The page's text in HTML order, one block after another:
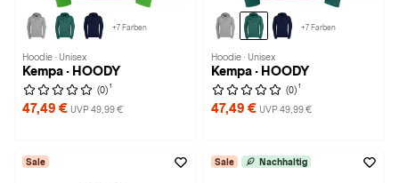
+7 Farben
Hoodie · Unisex
Kempa · HOODY
(0) 1
47,49 € UVP 49,99 €
+7 Farben
Hoodie · Unisex
Kempa · HOODY
(0) 1
47,49 € UVP 49,99 €
Sale Sale Nachhaltig